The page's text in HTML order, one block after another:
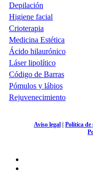
Depilación
Higiene facial
Crioterapia
Medicina Estética
Ácido hilaurónico
Láser lipolítico
Código de Barras
Pómulos y lábios
Rejuvenecimiento
Aviso legal | Política